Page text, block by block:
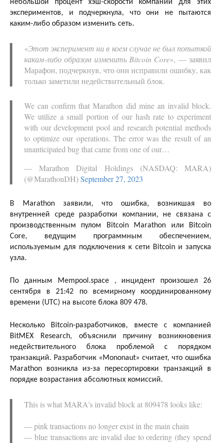
небольшой процент хэш-скорости компании для этих
экспериментов, и подчеркнула, что они не пытаются
каким-либо образом изменить сеть.
«Этот эксперимент ни в коем случае не был попыткой
каким-либо образом изменить Bitcoin Core», — заявил
Марафон, подчеркнув, что они исправили ошибку, как
только заметили недействительный блок.
We can confirm that Marathon did mine an invalid block.
We utilize a small portion of our hash rate to experiment
with our development pool and research potential methods
to optimize our operations. The error was the result of an
unanticipated bug that came from one of our…
— Marathon Digital Holdings (NASDAQ: MARA)
(@MarathonDH)September 27, 2023
В Marathon заявили, что ошибка, возникшая во
внутренней среде разработки компании, не связана с
производственным пулом Bitcoin Marathon или Bitcoin
Core, ведущим программным обеспечением,
используемым для подключения к сети Bitcoin и запуска
узла.
По данным Mempool.space , инцидент произошел 26
сентября в 21:42 по всемирному координированному
времени (UTC) на высоте блока 809 478.
Несколько Bitcoin-разработчиков, вместе с компанией
BitMEX Research, объяснили причину возникновения
недействительного блока проблемой с порядком
транзакций. Разработчик «Mononaut» считает, что ошибка
Marathon возникла из-за пересортировки транзакций в
порядке возрастания абсолютных комиссий.
This is what MARA's invalid block at 809478 looks like:
— pink transactions no longer exist in the main chain
— blue transactions are invalid due to ordering (they spend